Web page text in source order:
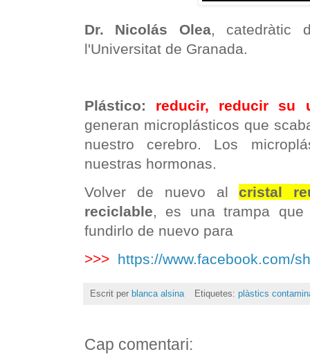
Dr. Nicolás Olea , catedràtic
l'Universitat de Granada.
Plástico: reducir, reducir su
generan microplásticos que
nuestro cerebro. Los
nuestras hormonas.
Volver de nuevo alcristal
reciclable, es una trampa
fundirlo de nuevo para
>>> https://www.facebook.com/
Escrit per blanca alsina Etiquetes: plàstics
Cap comentari: